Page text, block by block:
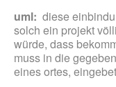
uml: diese
solch ein projekt
würde, dass
muss in die
eines ortes,